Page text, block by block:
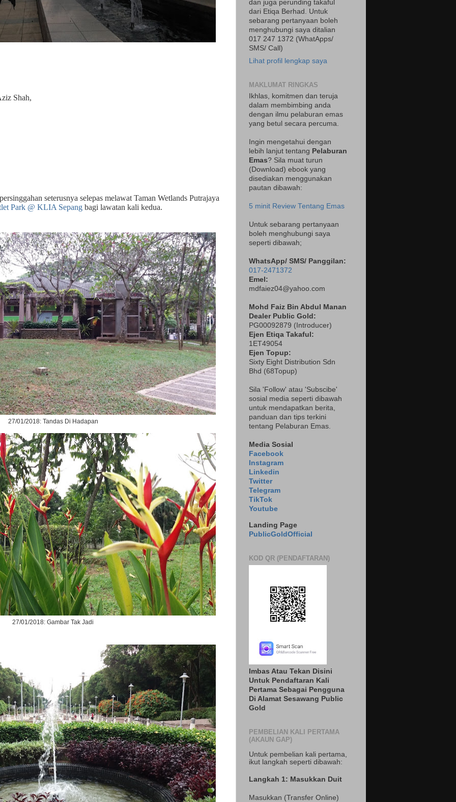
Shah,
seterusnya selepas melawat Taman Wetlands Putrajaya
Park @ KLIA Sepang bagi lawatan kali kedua.
27/01/2018: Tandas Di Hadapan
27/01/2018: Gambar Tak Jadi
dan juga perunding takaful
dari Etiqa Berhad. Untuk
sebarang pertanyaan boleh
menghubungi saya ditalian
017 247 1372 (WhatApps/
SMS/ Call)
Lihat profil lengkap saya
MAKLUMAT RINGKAS
Ikhlas, komitmen dan teruja
dalam membimbing anda
dengan ilmu pelaburan emas
yang betul secara percuma.
Ingin mengetahui dengan
lebih lanjut tentang Pelaburan
Emas? Sila muat turun
(Download) ebook yang
disediakan menggunakan
pautan dibawah:
5 minit Review Tentang Emas
Untuk sebarang pertanyaan
boleh menghubungi saya
seperti dibawah;
WhatsApp/ SMS/ Panggilan:
017-2471372
Emel:
mdfaiez04@yahoo.com
Mohd Faiz Bin Abdul Manan
Dealer Public Gold:
PG00092879 ( Introducer)
Ejen Etiqa Takaful:
1ET49054
Ejen Topup:
Sixty Eight Distribution Sdn
Bhd (68Topup)
Sila 'Follow' atau 'Subscibe'
sosial media seperti dibawah
untuk mendapatkan berita,
panduan dan tips terkini
tentang Pelaburan Emas.
Media Sosial
Facebook
Instagram
Linkedin
Twitter
Telegram
TikTok
Youtube
Landing Page
PublicGoldOfficial
KOD QR (PENDAFTARAN)
Imbas Atau Tekan Disini
Untuk Pendaftaran Kali
Pertama Sebagai Pengguna
Di Alamat Sesawang Public
Gold
PEMBELIAN KALI PERTAMA
(AKAUN GAP)
Untuk pembelian kali pertama,
ikut langkah seperti dibawah:
Langkah 1: Masukkan Duit
Masukkan (Transfer Online)